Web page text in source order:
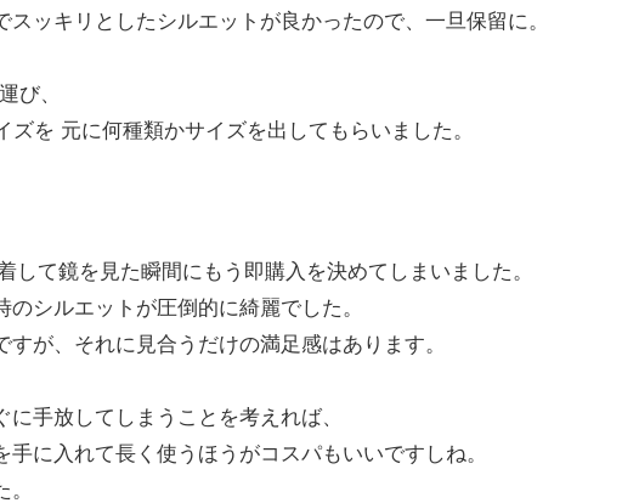
ッキリとしたシルエットが良かったので、一旦保留に。
び、
ズを 元に何種類かサイズを出してもらいました。
して鏡を見た瞬間にもう即購入を決めてしまいました。
シルエットが圧倒的に綺麗でした。
が、それに見合うだけの満足感はあります。
手放してしまうことを考えれば、
に入れて長く使うほうがコスパもいいですしね。